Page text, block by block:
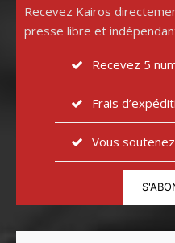
Recevez Kairos
presse libre et
Recevez 5
Frais
Vous